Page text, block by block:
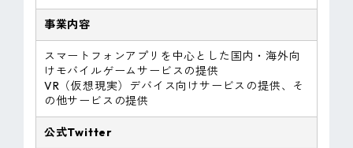
事業内容
スマートフォンアプリを中心とした国内・海外向
けモバイルゲームサービスの提供
VR（仮想現実）デバイス向けサービスの提供、そ
の他サービスの提供
公式Twitter